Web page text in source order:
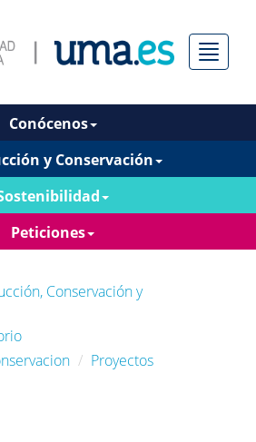
Menú
Conócenos
y Conservación
Peticiones
Conservación y
Proyectos